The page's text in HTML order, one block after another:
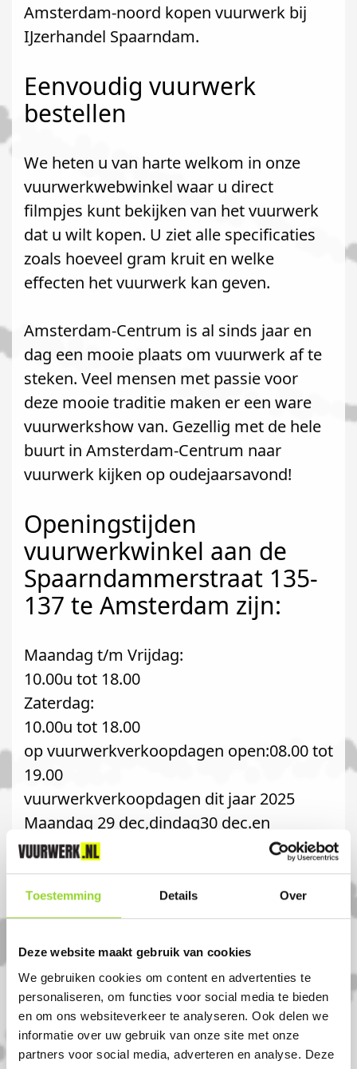
Toestemming Details Over
Deze website maakt gebruik van cookies
We gebruiken cookies om content en advertenties te
personaliseren, om functies voor social media te bieden
en om ons websiteverkeer te analyseren. Ook delen we
informatie over uw gebruik van onze site met onze
partners voor social media, adverteren en analyse. Deze
Amsterdam-noord kopen vuurwerk bij
IJzerhandel Spaarndam.
Eenvoudig vuurwerk
bestellen
We heten u van harte welkom in onze
vuurwerkwebwinkel waar u direct
filmpjes kunt bekijken van het vuurwerk
dat u wilt kopen. U ziet alle specificaties
zoals hoeveel gram kruit en welke
effecten het vuurwerk kan geven.
Amsterdam-Centrum is al sinds jaar en
dag een mooie plaats om vuurwerk af te
steken. Veel mensen met passie voor
deze mooie traditie maken er een ware
vuurwerkshow van. Gezellig met de hele
buurt in Amsterdam-Centrum naar
vuurwerk kijken op oudejaarsavond!
Openingstijden
vuurwerkwinkel aan de
Spaarndammerstraat 135-
137 te Amsterdam zijn:
Maandag t/m Vrijdag:
10.00u tot 18.00
Zaterdag:
10.00u tot 18.00
op vuurwerkverkoopdagen open:08.00 tot
19.00
vuurwerkverkoopdagen dit jaar 2025
Maandag 29 dec,dindag30 dec.en
woensdag 31 de.
Komt u uit Amsterdam-
Centrum?
Koop uw vuurwerk dan bij IJzerhandel
Spaarndam in Amsterdam. U bent van